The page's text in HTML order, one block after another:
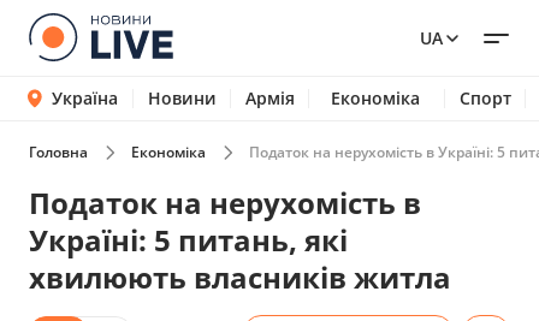
UA
Україна Новини Армія Економіка Спорт
Головна Економіка Податок на нерухомість в Україні: 5
Податок на нерухомість в
Україні: 5 питань, які
хвилюють власників житла